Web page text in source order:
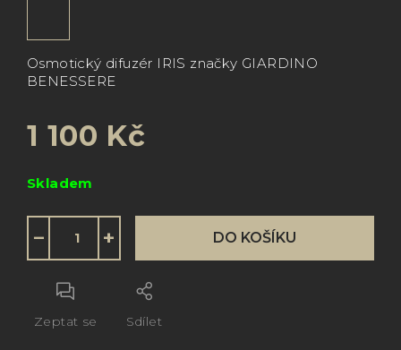
Osmotický difuzér IRIS značky GIARDINO
BENESSERE
1 100 Kč
cena:
Skladem
+
− DO KOŠÍKU
Zeptat se Sdílet